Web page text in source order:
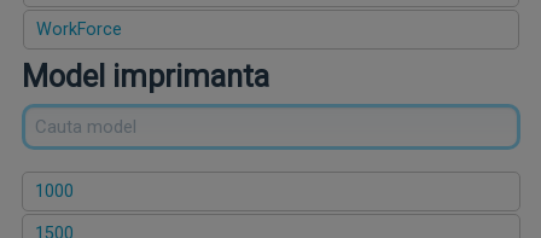
WorkForce
Model imprimanta
1000
1500